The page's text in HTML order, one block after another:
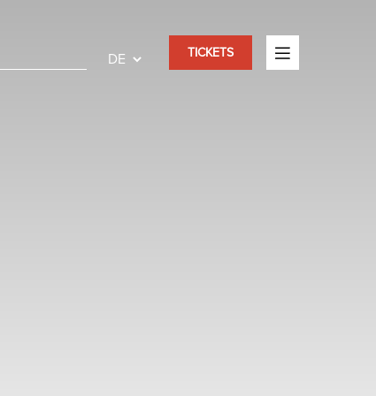
TICKETS